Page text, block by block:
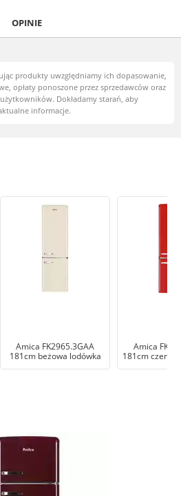
OPINIE
produkty uwzględniamy ich dopasowanie,
opłaty ponoszone przez sprzedawców oraz
Dokładamy starań, aby
informacje.
Amica FK2965.3GAA
181cm beżowa lodówka
Amica
181cm